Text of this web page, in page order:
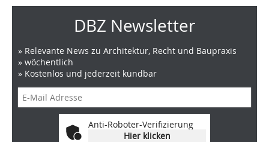
DBZ Newsletter
» Relevante News zu Architektur, Recht und Baupraxis
» wöchentlich
» Kostenlos und jederzeit kündbar
Anti-Roboter-Verifizierung
Hier klicken